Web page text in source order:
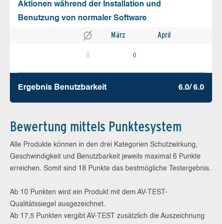
Aktionen während der Installation und
Benutzung von normaler Software
März April
0 0
Ergebnis Benutz­barkeit 6.0/ 6.0
Bewertung mittels Punktesystem
Alle Produkte können in den drei Kategorien Schutzwirkung,
Geschwindigkeit und Benutzbarkeit jeweils maximal 6 Punkte
erreichen. Somit sind 18 Punkte das bestmögliche Testergebnis.
Ab 10 Punkten wird ein Produkt mit dem AV-TEST-
Qualitätssiegel ausgezeichnet.
Ab 17,5 Punkten vergibt AV-TEST zusätzlich die Auszeichnung